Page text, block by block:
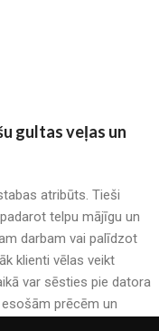
gultas veļas un
atribūts. Tieši
telpu mājīgu un
darbam vai palīdzot
klienti vēlas veikt
var sēsties pie datora
prēcēm un